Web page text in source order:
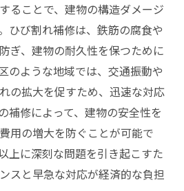
ることで、建物の構造ダメージ
ひび割れ補修は、鉄筋の腐食や
ぎ、建物の耐久性を保つために
のような地域では、交通振動や
の拡大を促すため、迅速な対応
補修によって、建物の安全性を
用の増大を防ぐことが可能で
上に深刻な問題を引き起こすた
スと早急な対応が経済的な負担